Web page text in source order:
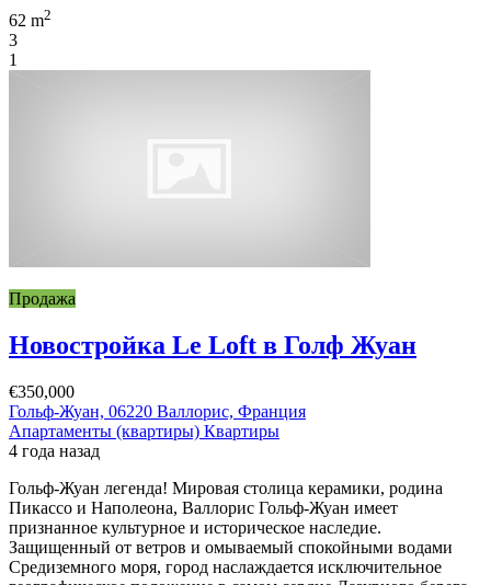
62 m2
3
1
Продажа
Новостройка Le Loft в Голф Жуан
€350,000
Гольф-Жуан, 06220 Валлорис, Франция
Апартаменты (квартиры) Квартиры
4 года назад
Гольф-Жуан легенда! Мировая столица керамики, родина
Пикассо и Наполеона, Валлорис Гольф-Жуан имеет
признанное культурное и историческое наследие.
Защищенный от ветров и омываемый спокойными водами
Средиземного моря, город наслаждается исключительное